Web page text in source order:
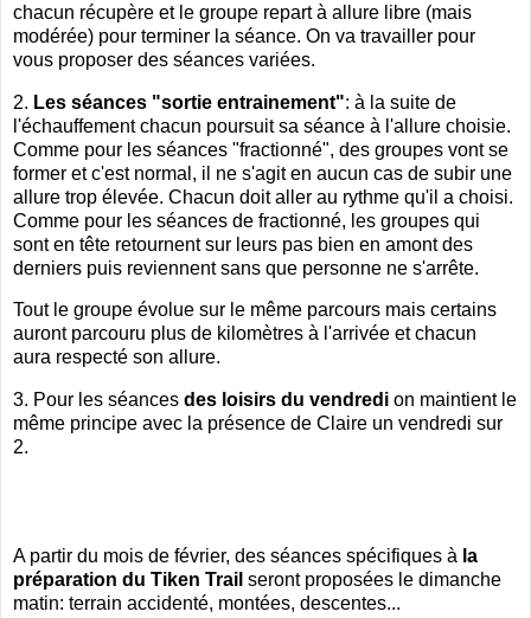
chacun récupère et le groupe repart à allure libre (mais
modérée) pour terminer la séance. On va travailler pour
vous proposer des séances variées.
2. Les séances "sortie entrainement": à la suite de
l'échauffement chacun poursuit sa séance à l'allure choisie.
Comme pour les séances "fractionné", des groupes vont se
former et c'est normal, il ne s'agit en aucun cas de subir une
allure trop élevée. Chacun doit aller au rythme qu'il a choisi.
Comme pour les séances de fractionné, les groupes qui
sont en tête retournent sur leurs pas bien en amont des
derniers puis reviennent sans que personne ne s'arrête.
Tout le groupe évolue sur le même parcours mais certains
auront parcouru plus de kilomètres à l'arrivée et chacun
aura respecté son allure.
3. Pour les séances des loisirs du vendredi on maintient le
même principe avec la présence de Claire un vendredi sur
2.
A partir du mois de février, des séances spécifiques à la
préparation du Tiken Trail seront proposées le dimanche
matin: terrain accidenté, montées, descentes...